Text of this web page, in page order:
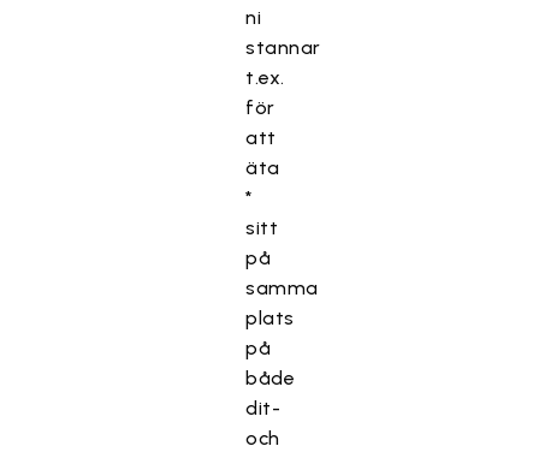
ni
stannar
t.ex.
för
att
äta
*
sitt
på
samma
plats
på
både
dit-
och